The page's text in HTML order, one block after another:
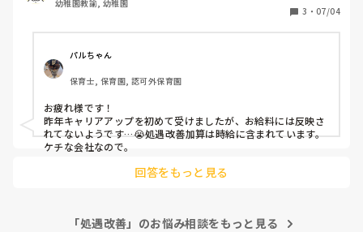
幼稚園教諭, 幼稚園
3 ・ 07/04
パルちゃん
保育士, 保育園, 認可外保育園
お疲れ様です！
昨年キャリアアップを初めて受けましたが、お給料には反映さ
れてないようです…😭処遇改善加算は時給に含まれています。
ケチな会社なので。
回答をもっと見る
「処遇改善」のお悩み相談をもっと見る